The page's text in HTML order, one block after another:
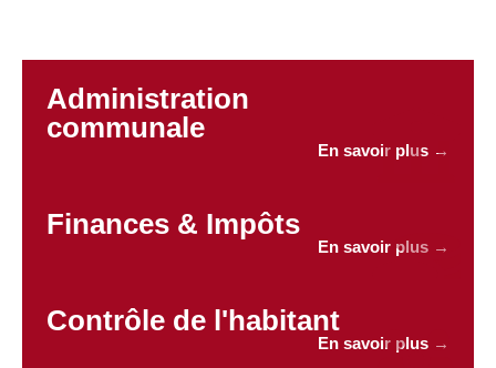
Administration
communale
En savoir plus →
Finances & Impôts
En savoir plus →
Contrôle de l'habitant
En savoir plus →